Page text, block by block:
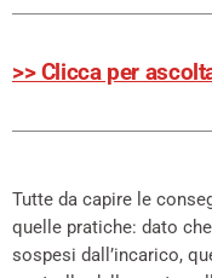
>> Clicca per
Tutte da capire le
quelle pratiche: dato
sospesi dall’incarico,